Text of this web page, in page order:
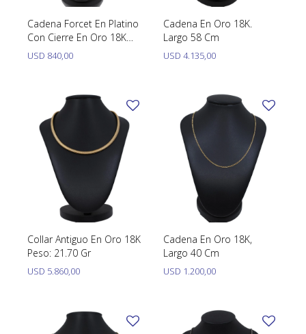
Cadena Forcet En Platino
Con Cierre En Oro 18K
Blanco. Largo 40 Cm
USD 840,00
Cadena En Oro 18K.
Largo 58 Cm
USD 4.135,00
Collar Antiguo En Oro 18K
Peso: 21.70 Gr
USD 5.860,00
Cadena En Oro 18K,
Largo 40 Cm
USD 1.200,00